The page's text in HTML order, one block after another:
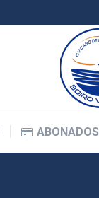
ABONADOS